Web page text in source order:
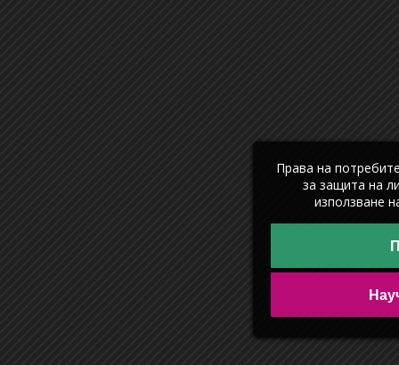
Права на
за защита на
използване